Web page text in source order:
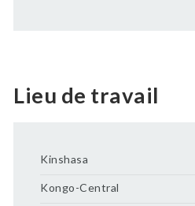
Lieu de travail
Kinshasa
Kongo-Central